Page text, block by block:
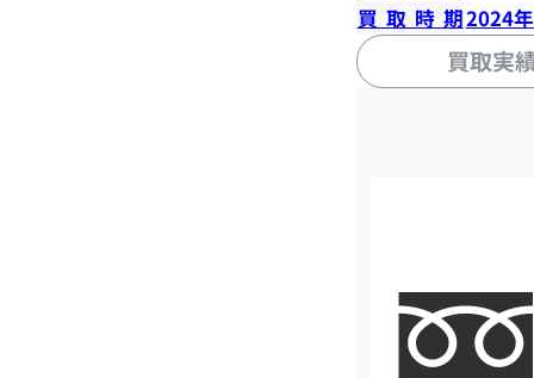
買取時期2024
買取実